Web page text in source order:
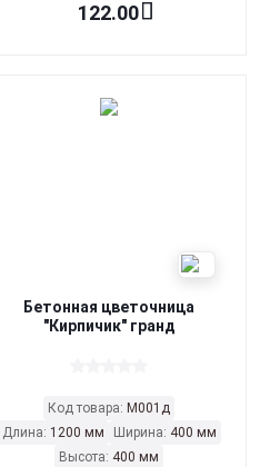
122.00
Бетонная цветочница
"Кирпичик" гранд
Код товара: М001д
Длина: 1200 мм Ширина: 400 мм
Высота: 400 мм